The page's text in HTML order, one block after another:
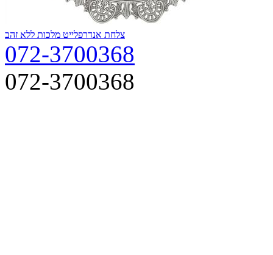
צלחת אנדרפלייט מלכות ללא זהב
072-3700368
072-3700368